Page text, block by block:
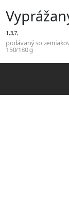
1,3,7,
podávaný so
150/180 g